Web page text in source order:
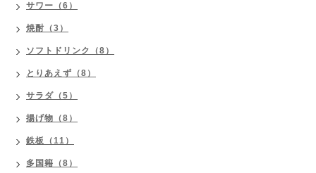
サワー（6）
焼酎（3）
ソフトドリンク（8）
とりあえず（8）
サラダ（5）
揚げ物（8）
鉄板（11）
多国籍（8）